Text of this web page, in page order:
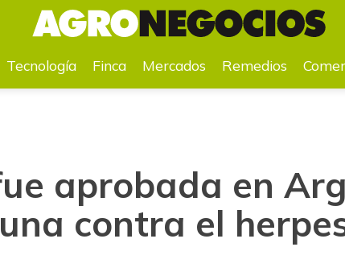
el herpesvirus bovino
Tecnología Finca Mercados Remedios
aprobada en
contra el